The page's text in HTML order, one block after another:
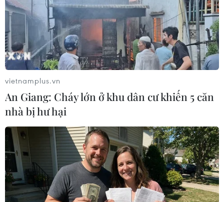
01/06/2026 02:57
Chuỗi sự kiện truyền thông quy mô quốc gia tại tỉnh
Nghệ An nhằm lan tỏa mạnh mẽ thông điệp bảo vệ môi
trường, ứng phó biến đổi khí hậu và phát triển kinh tế
biển bền vững tới toàn xã hội.
vietnamplus.vn
An Giang: Cháy lớn ở khu dân cư khiến 5 căn
nhà bị hư hại